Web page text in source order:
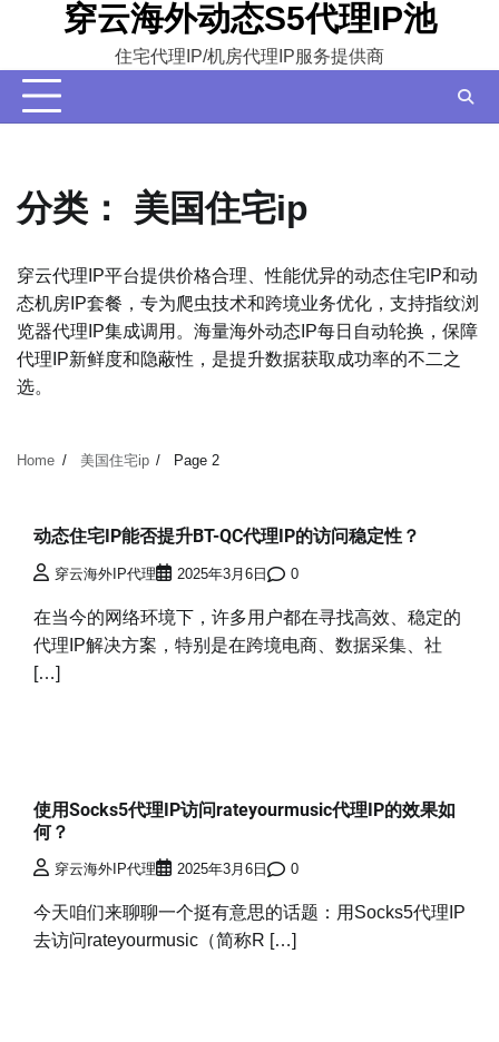
content
穿云海外动态S5代理IP池
住宅代理IP/机房代理IP服务提供商
分类： 美国住宅ip
穿云代理IP平台提供价格合理、性能优异的动态住宅IP和动
态机房IP套餐，专为爬虫技术和跨境业务优化，支持指纹浏
览器代理IP集成调用。海量海外动态IP每日自动轮换，保障
代理IP新鲜度和隐蔽性，是提升数据获取成功率的不二之
选。
Home 美国住宅ip Page 2
动态住宅IP能否提升BT-QC代理IP的访问稳定性？
穿云海外IP代理 2025年3月6日 0
在当今的网络环境下，许多用户都在寻找高效、稳定的
代理IP解决方案，特别是在跨境电商、数据采集、社
[…]
使用Socks5代理IP访问rateyourmusic代理IP的效果如
何？
穿云海外IP代理 2025年3月6日 0
今天咱们来聊聊一个挺有意思的话题：用Socks5代理IP
去访问rateyourmusic（简称R […]